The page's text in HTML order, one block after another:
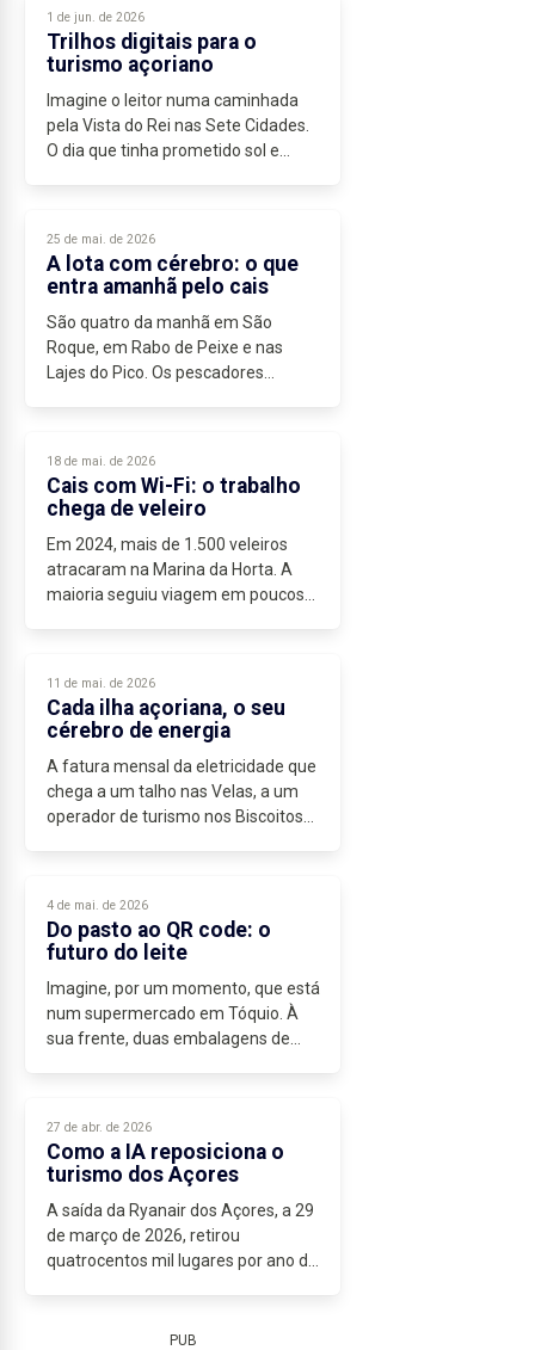
setores, da construção...
1 de jun. de 2026
Trilhos digitais para o
turismo açoriano
Imagine o leitor numa caminhada
pela Vista do Rei nas Sete Cidades.
O dia que tinha prometido sol e
habitual,...
25 de mai. de 2026
A lota com cérebro: o que
entra amanhã pelo cais
São quatro da manhã em São
Roque, em Rabo de Peixe e nas
Lajes do Pico. Os pescadores
costumam pescar nesta semana...
18 de mai. de 2026
Cais com Wi-Fi: o trabalho
chega de veleiro
Em 2024, mais de 1.500 veleiros
atracaram na Marina da Horta. A
maioria seguiu viagem em poucos
o Atlântico...
11 de mai. de 2026
Cada ilha açoriana, o seu
cérebro de energia
A fatura mensal da eletricidade que
chega a um talho nas Velas, a um
operador de turismo nos Biscoitos
4 de mai. de 2026
Do pasto ao QR code: o
futuro do leite
Imagine, por um momento, que está
num supermercado em Tóquio. À
sua frente, duas embalagens de
27 de abr. de 2026
Como a IA reposiciona o
turismo dos Açores
A saída da Ryanair dos Açores, a 29
de março de 2026, retirou
quatrocentos mil lugares por ano do
tecido económico regional. Na
PUB